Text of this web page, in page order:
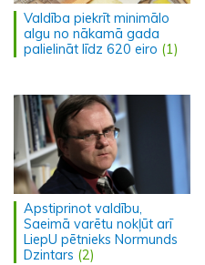
Valdība piekrīt minimālo
algu no nākamā gada
palielināt līdz 620 eiro (1)
Apstiprinot valdību,
Saeimā varētu nokļūt arī
LiepU pētnieks Normunds
Dzintars (2)